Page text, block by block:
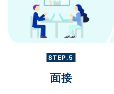
STEP.5
面接